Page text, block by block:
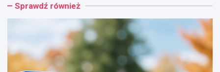
r
a
a
p
Sprawdź również